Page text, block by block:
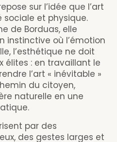
sur l’idée que l’art
et physique.
de Borduas, elle
instinctive où l’émotion
l’esthétique ne doit
élites : en travaillant le
l’art « inévitable »
du citoyen,
naturelle en une
par des
des gestes larges et